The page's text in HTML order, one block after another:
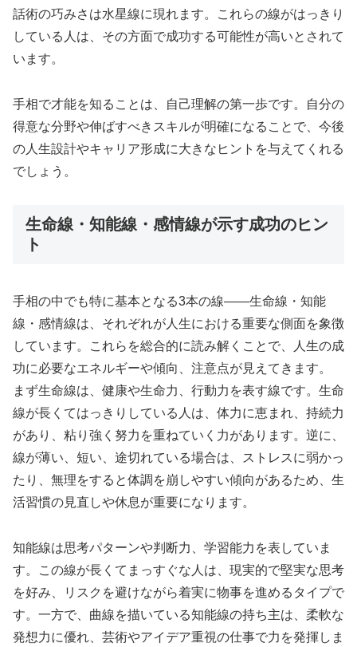
話術の巧みさは水星線に現れます。これらの線がはっきり
している人は、その方面で成功する可能性が高いとされて
います。
手相で才能を知ることは、自己理解の第一歩です。自分の
得意な分野や伸ばすべきスキルが明確になることで、今後
の人生設計やキャリア形成に大きなヒントを与えてくれる
でしょう。
生命線・知能線・感情線が示す成功のヒン
ト
手相の中でも特に基本となる3本の線――生命線・知能
線・感情線は、それぞれが人生における重要な側面を象徴
しています。これらを総合的に読み解くことで、人生の成
功に必要なエネルギーや傾向、注意点が見えてきます。
まず生命線は、健康や生命力、行動力を表す線です。生命
線が長くてはっきりしている人は、体力に恵まれ、持続力
があり、粘り強く努力を重ねていく力があります。逆に、
線が薄い、短い、途切れている場合は、ストレスに弱かっ
たり、無理をすると体調を崩しやすい傾向があるため、生
活習慣の見直しや休息が重要になります。
知能線は思考パターンや判断力、学習能力を表していま
す。この線が長くてまっすぐな人は、現実的で堅実な思考
を好み、リスクを避けながら着実に物事を進めるタイプで
す。一方で、曲線を描いている知能線の持ち主は、柔軟な
発想力に優れ、芸術やアイデア重視の仕事で力を発揮しま